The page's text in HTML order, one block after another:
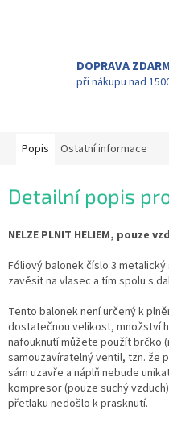
DOPRAVA
při nákupu nad
Popis Ostatní informace
Detailní popis
NELZE PLNIT HELIEM, pouze
Fóliový balonek číslo 3
zavěsit na vlasec a tím spolu s
Tento balonek není určený k
dostatečnou velikost, množství
nafouknutí můžete použít brčko
samouzavíratelný ventil, tzn. že
sám uzavře a náplň nebude
kompresor (pouze suchý
přetlaku nedošlo k prasknutí.